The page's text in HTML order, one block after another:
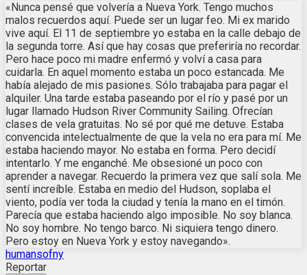
«Nunca pensé que volvería a Nueva York. Tengo muchos
malos recuerdos aquí. Puede ser un lugar feo. Mi ex marido
vive aquí. El 11 de septiembre yo estaba en la calle debajo de
la segunda torre. Así que hay cosas que preferiría no recordar.
Pero hace poco mi madre enfermó y volví a casa para
cuidarla. En aquel momento estaba un poco estancada. Me
había alejado de mis pasiones. Sólo trabajaba para pagar el
alquiler. Una tarde estaba paseando por el río y pasé por un
lugar llamado Hudson River Community Sailing. Ofrecían
clases de vela gratuitas. No sé por qué me detuve. Estaba
convencida intelectualmente de que la vela no era para mí. Me
estaba haciendo mayor. No estaba en forma. Pero decidí
intentarlo. Y me enganché. Me obsesioné un poco con
aprender a navegar. Recuerdo la primera vez que salí sola. Me
sentí increíble. Estaba en medio del Hudson, soplaba el
viento, podía ver toda la ciudad y tenía la mano en el timón.
Parecía que estaba haciendo algo imposible. No soy blanca.
No soy hombre. No tengo barco. Ni siquiera tengo dinero.
Pero estoy en Nueva York y estoy navegando».
humansofny
Reportar